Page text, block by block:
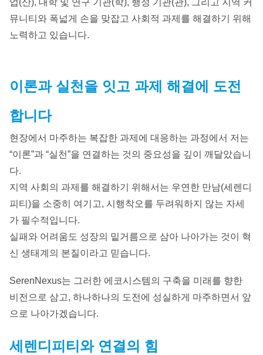
뮤니티와 폭넓게 손을 맞잡고 사회적 과제를 해결하기 위해
노력하고 있습니다.
이론과 실천을 잇고 과제 해결에 도전
합니다
현장에서 마주하는 복잡한 과제에 대응하는 과정에서 저는
“이론”과 “실천”을 연결하는 것의 중요성을 깊이 깨달았습니
다.
지역 사회의 과제를 해결하기 위해서는 우연한 만남(세렌디
피티)을 소중히 여기고, 시행착오를 두려워하지 않는 자세
가 필수적입니다.
실패와 어려움도 성장의 밑거름으로 삼아 나아가는 것이 혁
신 생태계의 본질이라고 믿습니다.
SerenNexus는 그러한 에코시스템의 구축을 미래를 향한
비전으로 삼고, 하나하나의 도전에 성실하게 마주하면서 앞
으로 나아가겠습니다.
세렌디피티와 연결의 힘